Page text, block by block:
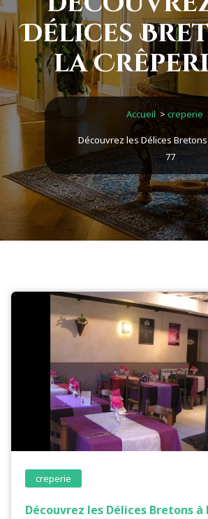
Délices
la
Accueil > creperie
Découvrez les Délices
77
creperie
Découvrez les Délices Bretons à